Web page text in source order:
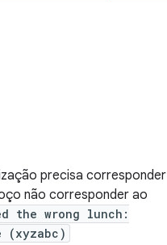
precisa corresponder
não corresponder ao
the wrong lunch:
(xyzabc)